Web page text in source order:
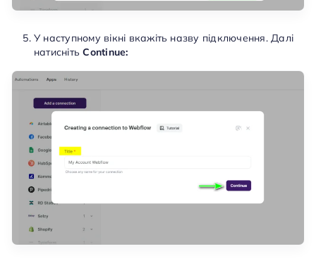
У наступному вікні вкажіть назву підключення. Далі
натиснітьContinue: